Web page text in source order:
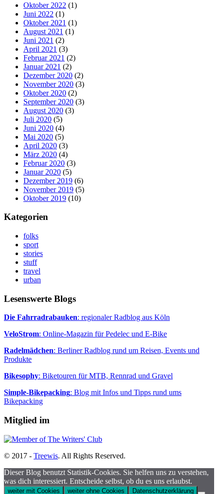
Oktober 2022 (1)
Juni 2022 (1)
Oktober 2021 (1)
August 2021 (1)
Juni 2021 (2)
April 2021 (3)
Februar 2021 (2)
Januar 2021 (2)
Dezember 2020 (2)
November 2020 (3)
Oktober 2020 (2)
September 2020 (3)
August 2020 (3)
Juli 2020 (5)
Juni 2020 (4)
Mai 2020 (5)
April 2020 (3)
März 2020 (4)
Februar 2020 (3)
Januar 2020 (5)
Dezember 2019 (6)
November 2019 (5)
Oktober 2019 (10)
Kategorien
folks
sport
stories
stuff
travel
urban
Lesenswerte Blogs
Die Fahrradrabauken: regionaler Radblog aus Köln
VeloStrom: Online-Magazin für Pedelec und E-Bike
Radelmädchen: Berliner Radblog rund um Reisen, Events und
Produkte
Bikesophy: Biketouren für MTB, Rennrad und Gravel
Simple-Bikepacking: Blog mit Infos und Tipps rund ums
Bikepacking
Mitglied im
© 2017 - Treewis. All Rights Reserved.
Dieser Blog benutzt Statistik-Cookies. Sie helfen uns zu verstehen,
was dich interessiert. Entscheide selbst, ob du es uns erlaubst.
weiter mit Cookies weiter ohne Cookies Datenschutzerklärung